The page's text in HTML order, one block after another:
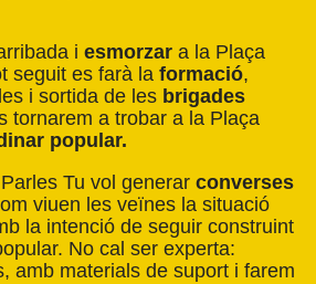
i esmorzar a la Plaça
seguit es farà la formació,
i sortida de les brigades
tornarem a trobar a la Plaça
popular.
Tu vol generar converses
viuen les veïnes la situació
la intenció de seguir construint
No cal ser experta:
amb materials de suport i farem